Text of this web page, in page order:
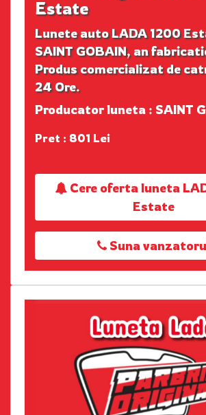
Estate
Lunete auto LADA 1200
SAINT GOBAIN, an
Produs comercializat de
24 Ore.
Producator luneta : SAINT
Pret : 801 Lei
Cere oferta luneta
Estate
Suna